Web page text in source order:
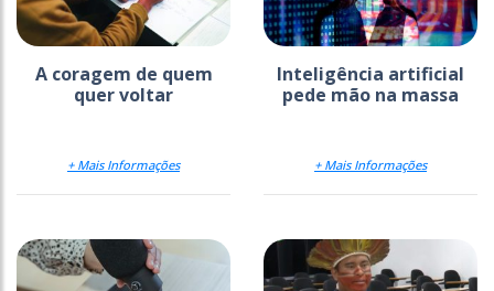
A coragem de quem
quer voltar
+ Mais Informações
Inteligência artificial
pede mão na massa
+ Mais Informações